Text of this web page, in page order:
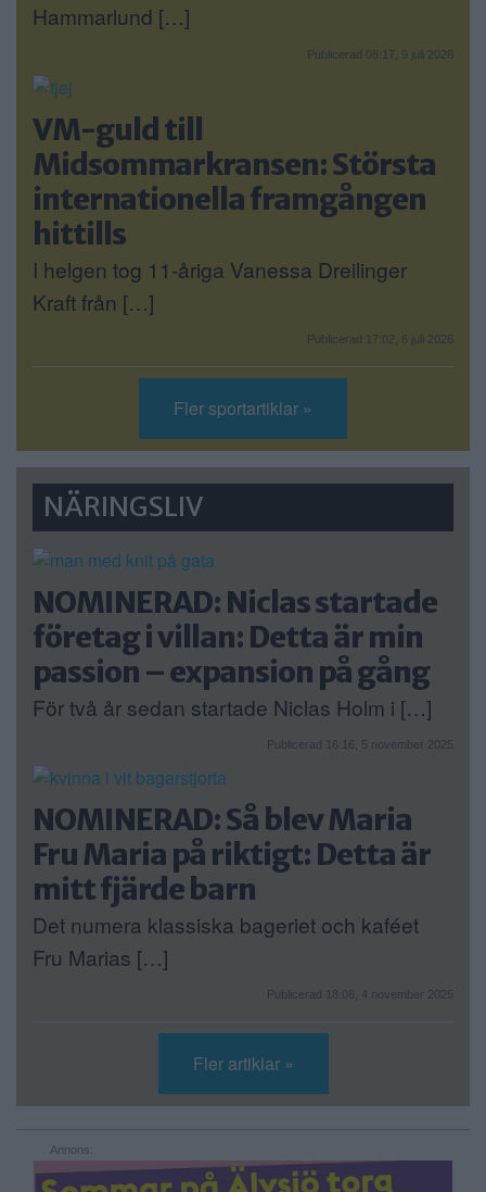
Hammarlund […]
Publicerad 08:17, 9 juli 2026
VM-guld till
Midsommarkransen: Största
internationella framgången
hittills
I helgen tog 11-åriga Vanessa Dreilinger
Kraft från […]
Publicerad 17:02, 6 juli 2026
Fler sportartiklar »
NÄRINGSLIV
NOMINERAD: Niclas startade
företag i villan: Detta är min
passion – expansion på gång
För två år sedan startade Niclas Holm i […]
Publicerad 16:16, 5 november 2025
NOMINERAD: Så blev Maria
Fru Maria på riktigt: Detta är
mitt fjärde barn
Det numera klassiska bageriet och kaféet
Fru Marias […]
Publicerad 18:06, 4 november 2025
Fler artiklar »
Annons: